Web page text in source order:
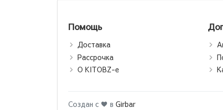
Помощь
Доставка
Рассрочка
О KITOBZ-е
Создан с ♥ в Girbar